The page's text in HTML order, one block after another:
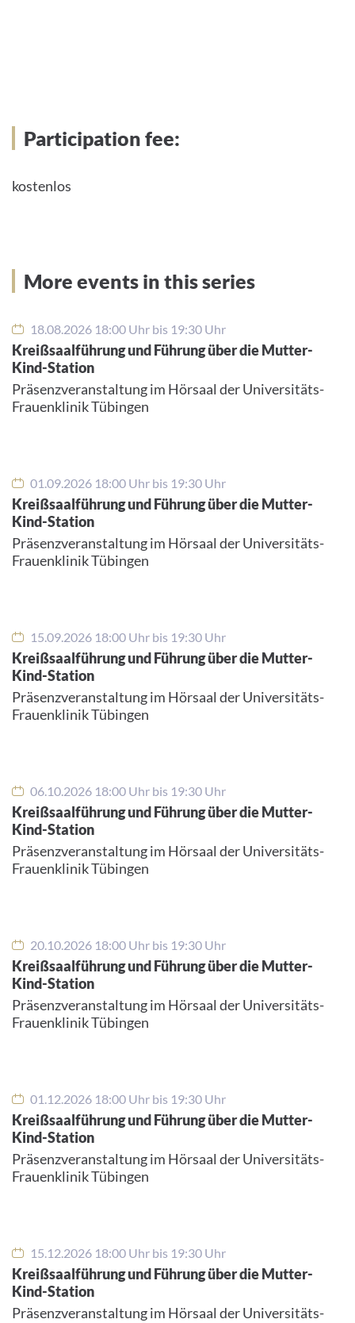
Participation fee:
kostenlos
More events in this series
18.08.2026 18:00 Uhr bis 19:30 Uhr
Kreißsaalführung und Führung über die Mutter-
Kind-Station
Präsenzveranstaltung im Hörsaal der Universitäts-
Frauenklinik Tübingen
01.09.2026 18:00 Uhr bis 19:30 Uhr
Kreißsaalführung und Führung über die Mutter-
Kind-Station
Präsenzveranstaltung im Hörsaal der Universitäts-
Frauenklinik Tübingen
15.09.2026 18:00 Uhr bis 19:30 Uhr
Kreißsaalführung und Führung über die Mutter-
Kind-Station
Präsenzveranstaltung im Hörsaal der Universitäts-
Frauenklinik Tübingen
06.10.2026 18:00 Uhr bis 19:30 Uhr
Kreißsaalführung und Führung über die Mutter-
Kind-Station
Präsenzveranstaltung im Hörsaal der Universitäts-
Frauenklinik Tübingen
20.10.2026 18:00 Uhr bis 19:30 Uhr
Kreißsaalführung und Führung über die Mutter-
Kind-Station
Präsenzveranstaltung im Hörsaal der Universitäts-
Frauenklinik Tübingen
01.12.2026 18:00 Uhr bis 19:30 Uhr
Kreißsaalführung und Führung über die Mutter-
Kind-Station
Präsenzveranstaltung im Hörsaal der Universitäts-
Frauenklinik Tübingen
15.12.2026 18:00 Uhr bis 19:30 Uhr
Kreißsaalführung und Führung über die Mutter-
Kind-Station
Präsenzveranstaltung im Hörsaal der Universitäts-